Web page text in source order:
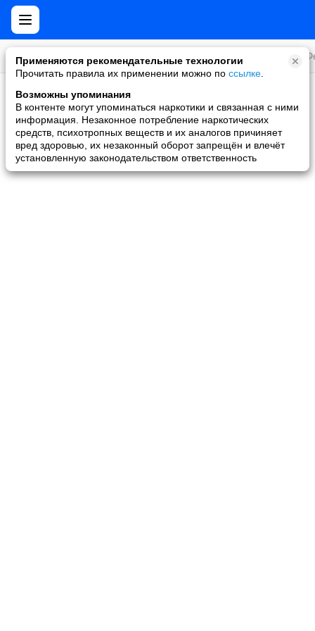
Все игры
Применяются рекомендательные технологии
Прочитать правила их применении можно по ссылке
Возможны упоминания
В контенте могут упоминаться наркотики и связанная с ними
информация. Незаконное потребление наркотических
средств, психотропных веществ и их аналогов причиняет
вред здоровью, их незаконный оборот запрещён и влечёт
установленную законодательством ответственность
Скидки и акции
Ни одной игры не найдено